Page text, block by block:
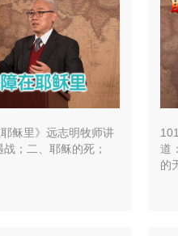
稣里》远志明牧师讲
；二、耶稣的死；
道
的